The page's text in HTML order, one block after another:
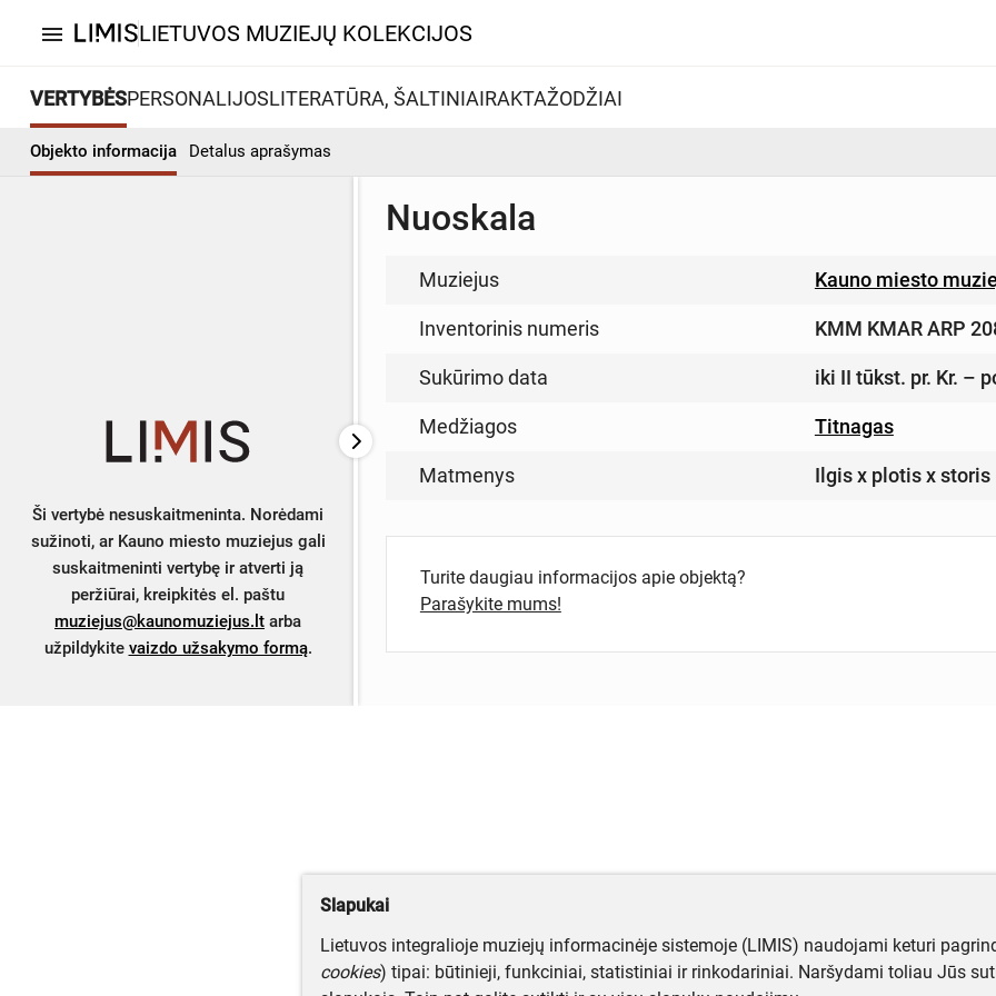
menu LIETUVOS MUZIEJŲ KOLEKCIJOS
VERTYBĖSPERSONALIJOSLITERATŪRA, ŠALTINIAIRAKTAŽODŽIAI
Objekto informacija Detalus aprašymas
Ši vertybė nesuskaitmeninta. Norėdami
sužinoti, ar Kauno miesto muziejus gali
suskaitmeninti vertybę ir atverti ją
peržiūrai, kreipkitės el. paštu
muziejus@kaunomuziejus.lt arba
užpildykite vaizdo užsakymo formą.
Nuoskala
Muziejus Kauno miesto
Inventorinis numeris KMM KMAR ARP
Sukūrimo data iki II tūkst. pr. Kr. –
Medžiagos Titnagas
Matmenys Ilgis x plotis x storis
Turite daugiau informacijos apie objektą?
Parašykite mums!
Slapukai
Lietuvos integralioje muziejų informacinėje sistemoje (LIMIS) naudojami keturi
cookies) tipai: būtinieji, funkciniai, statistiniai ir rinkodariniai. Naršydami toliau Jūs